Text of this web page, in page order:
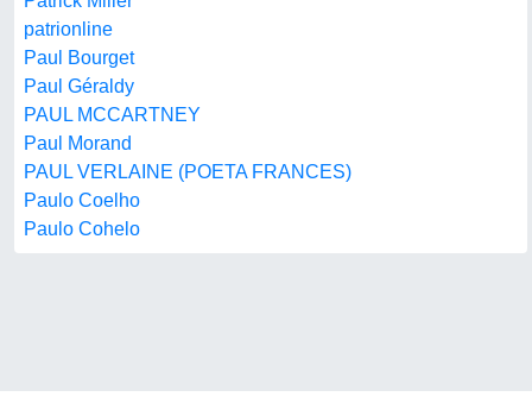
patrionline
Paul Bourget
Paul Géraldy
PAUL MCCARTNEY
Paul Morand
PAUL VERLAINE (POETA FRANCES)
Paulo Coelho
Paulo Cohelo